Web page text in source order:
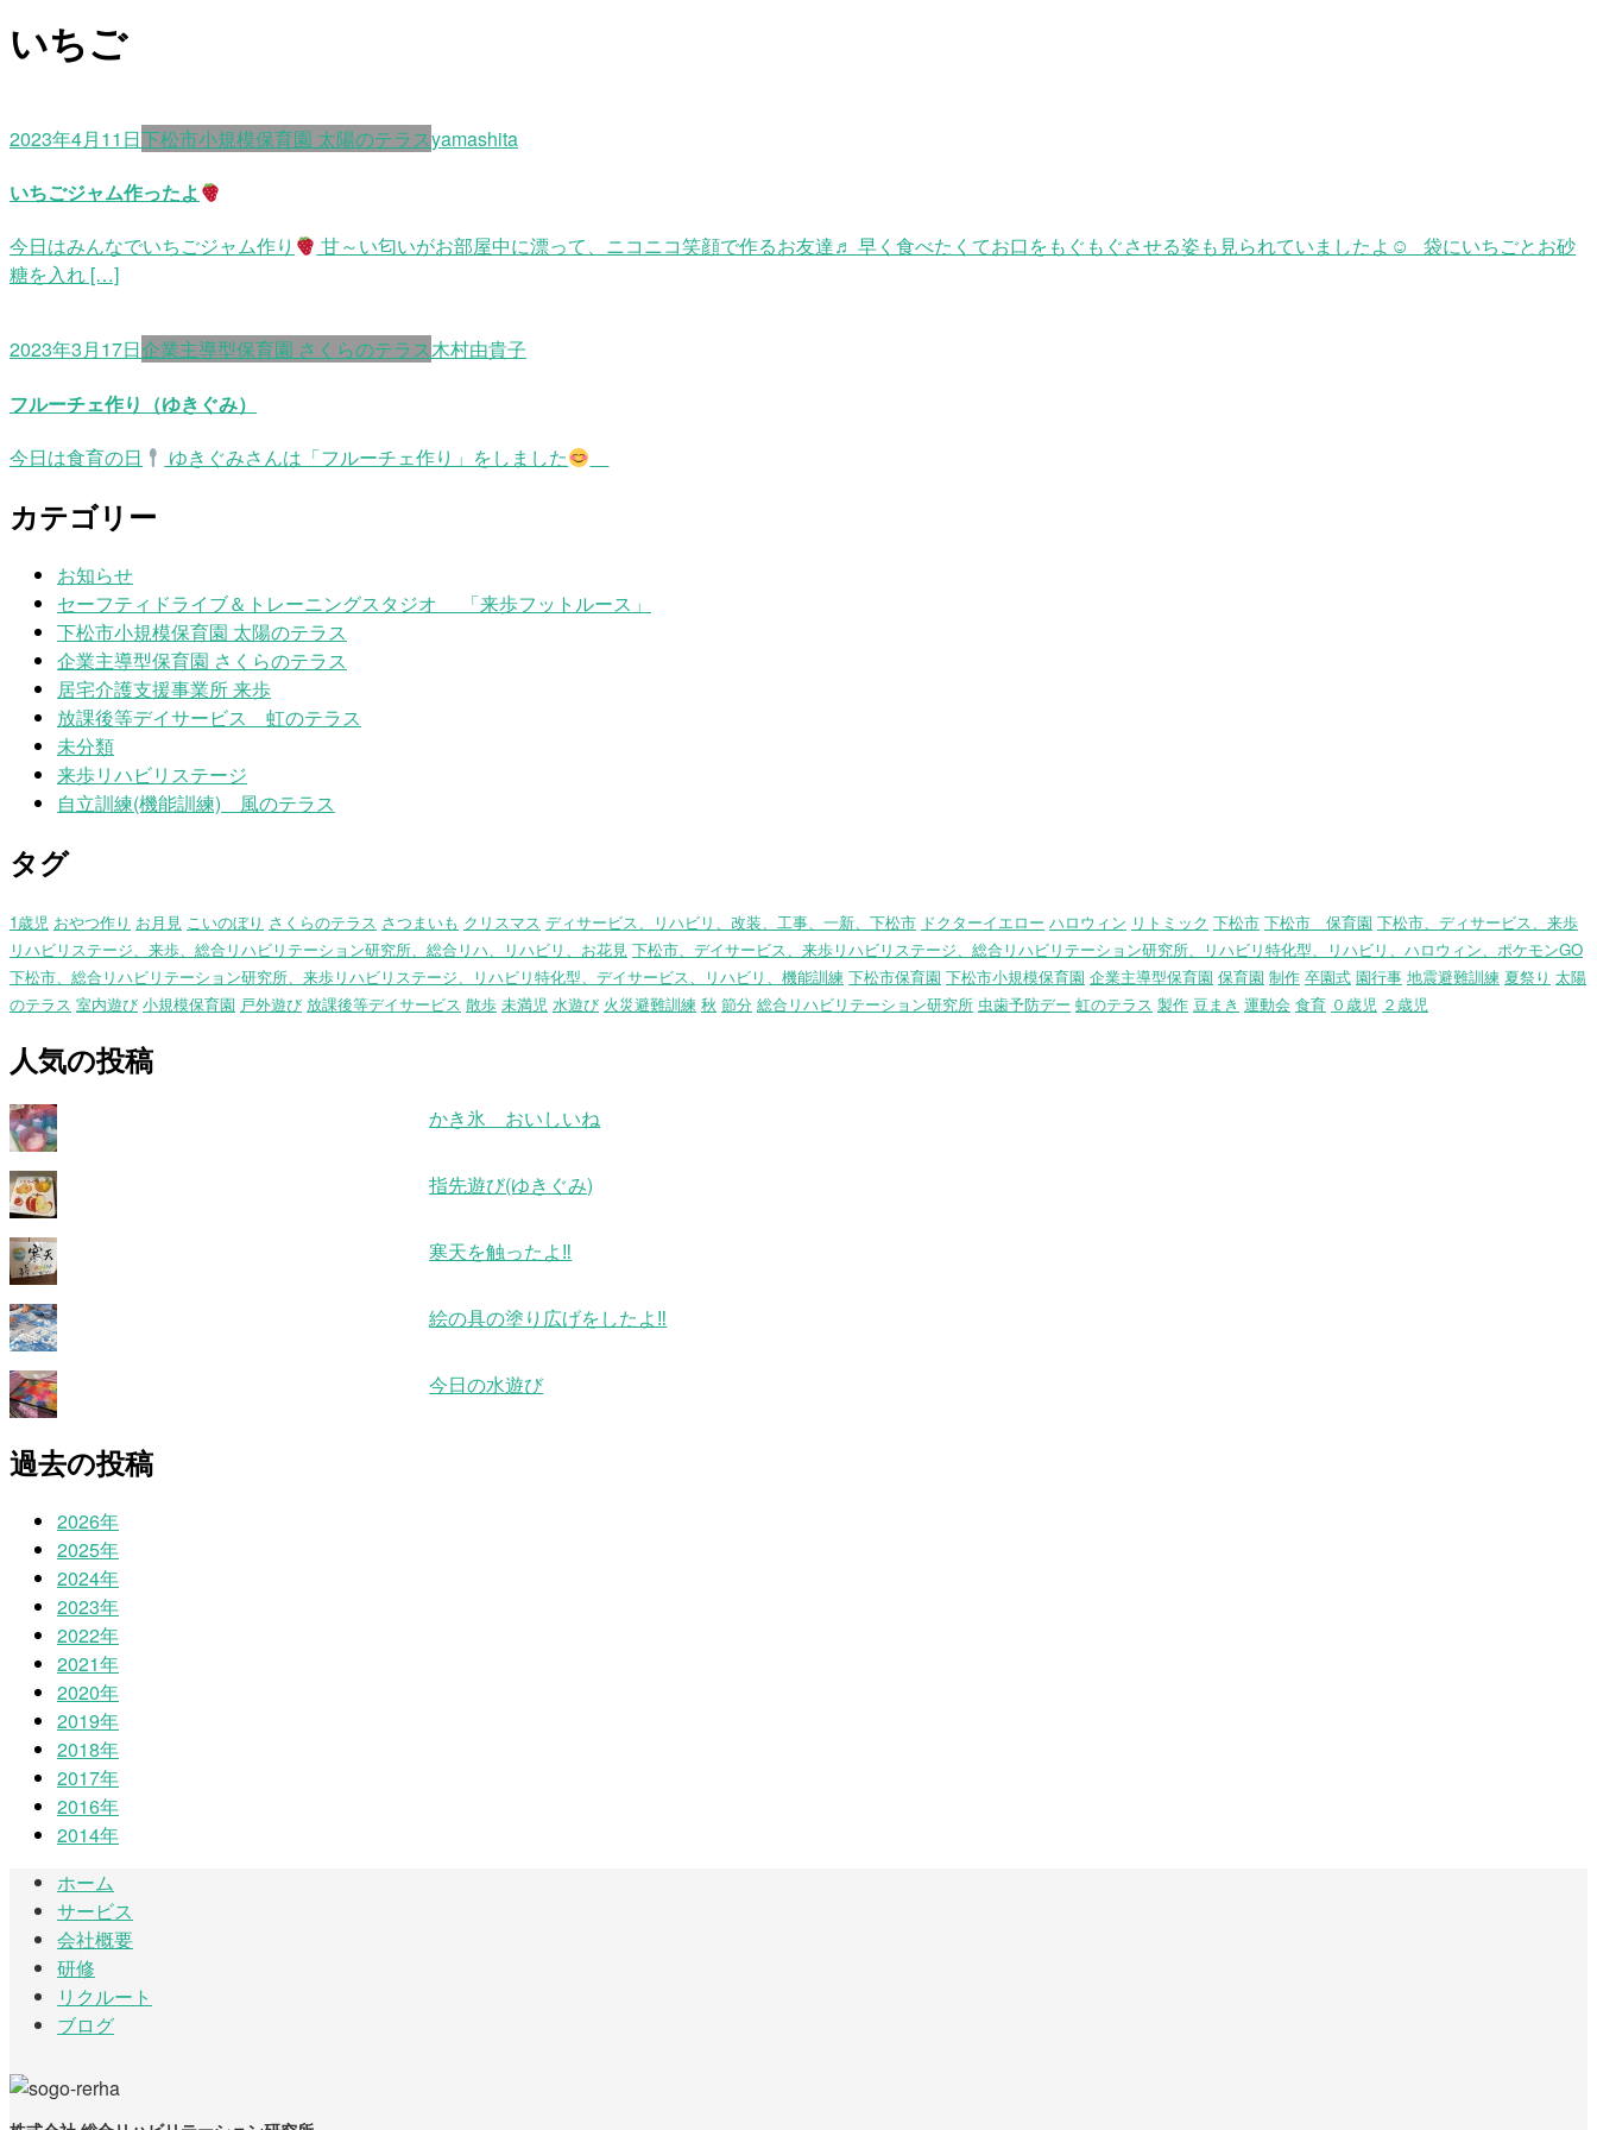
いちご
2023年4月11日下松市小規模保育園 太陽のテラスyamashita
いちごジャム作ったよ
今日はみんなでいちごジャム作り
甘～い匂いがお部屋中に漂って、ニコニコ笑顔で作るお友達♬ 早く食べたくてお口をもぐもぐさせる姿も見られていましたよ☺ 袋にいちごとお砂
糖を入れ […]
2023年3月17日企業主導型保育園 さくらのテラス木村由貴子
フルーチェ作り（ゆきぐみ）
今日は食育の日
ゆきぐみさんは「フルーチェ作り」をしました
カテゴリー
お知らせ
セーフティドライブ＆トレーニングスタジオ 「来歩フットルース」
下松市小規模保育園 太陽のテラス
企業主導型保育園 さくらのテラス
居宅介護支援事業所 来歩
放課後等デイサービス 虹のテラス
未分類
来歩リハビリステージ
自立訓練(機能訓練) 風のテラス
タグ
1歳児 おやつ作り お月見 こいのぼり さくらのテラス さつまいも クリスマス ディサービス、リハビリ、改装、工事、一新、下松市 ドクターイエロー ハロウィン リトミック 下松市 下松市 保育園 下松市、ディサービス、来歩
リハビリステージ、来歩、総合リハビリテーション研究所、総合リハ、リハビリ、お花見 下松市、デイサービス、来歩リハビリステージ、総合リハビリテーション研究所、リハビリ特化型、リハビリ、ハロウィン、ポケモンGO
下松市、総合リハビリテーション研究所、来歩リハビリステージ、リハビリ特化型、デイサービス、リハビリ、機能訓練 下松市保育園 下松市小規模保育園 企業主導型保育園 保育園 制作 卒園式 園行事 地震避難訓練 夏祭り 太陽
のテラス 室内遊び 小規模保育園 戸外遊び 放課後等デイサービス 散歩 未満児 水遊び 火災避難訓練 秋 節分 総合リハビリテーション研究所 虫歯予防デー 虹のテラス 製作 豆まき 運動会 食育 ０歳児 ２歳児
人気の投稿
かき氷 おいしいね
指先遊び(ゆきぐみ)
寒天を触ったよ‼
絵の具の塗り広げをしたよ‼
今日の水遊び
過去の投稿
2026年
2025年
2024年
2023年
2022年
2021年
2020年
2019年
2018年
2017年
2016年
2014年
ホーム
サービス
会社概要
研修
リクルート
ブログ